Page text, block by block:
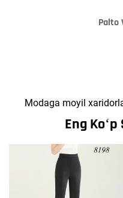
Palto
Modaga moyil
Eng